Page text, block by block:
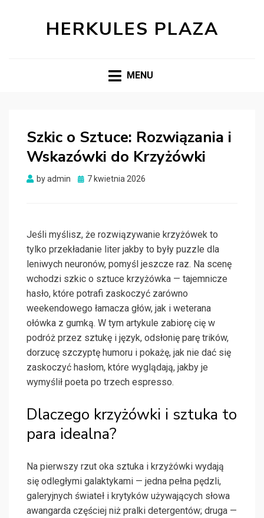
HERKULES PLAZA
MENU
Szkic o Sztuce: Rozwiązania i
Wskazówki do Krzyżówki
byadmin
Posted
7 kwietnia 2026
Jeśli myślisz, że rozwiązywanie krzyżówek to
tylko przekładanie liter jakby to były puzzle dla
leniwych neuronów, pomyśl jeszcze raz. Na scenę
wchodzi szkic o sztuce krzyżówka — tajemnicze
hasło, które potrafi zaskoczyć zarówno
weekendowego łamacza głów, jak i weterana
ołówka z gumką. W tym artykule zabiorę cię w
podróż przez sztukę i język, odsłonię parę trików,
dorzucę szczyptę humoru i pokażę, jak nie dać się
zaskoczyć hasłom, które wyglądają, jakby je
wymyślił poeta po trzech espresso.
Dlaczego krzyżówki i sztuka to
para idealna?
Na pierwszy rzut oka sztuka i krzyżówki wydają
się odległymi galaktykami — jedna pełna pędzli,
galeryjnych świateł i krytyków używających słowa
awangarda częściej niż pralki detergentów; druga —